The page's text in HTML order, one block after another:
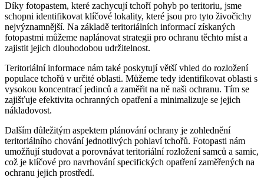
Díky fotopastem, které zachycují tchoří pohyb po teritoriu, jsme
schopni identifikovat klíčové lokality, které jsou pro tyto živočichy
nejvýznamnější. Na základě teritoriálních informací získaných
fotopastmi můžeme naplánovat strategii pro ochranu těchto míst a
zajistit jejich dlouhodobou udržitelnost.
Teritoriální informace nám také poskytují větší vhled do rozložení
populace tchořů v určité oblasti. Můžeme tedy identifikovat oblasti s
vysokou koncentrací jedinců a zaměřit na ně naši ochranu. Tím se
zajišťuje efektivita ochranných opatření a minimalizuje se jejich
nákladovost.
Dalším důležitým aspektem plánování ochrany je zohlednění
teritoriálního chování jednotlivých pohlaví tchořů. Fotopasti nám
umožňují studovat a porovnávat teritoriální rozložení samců a samic,
což je klíčové pro navrhování specifických opatření zaměřených na
ochranu jejich prostředí.